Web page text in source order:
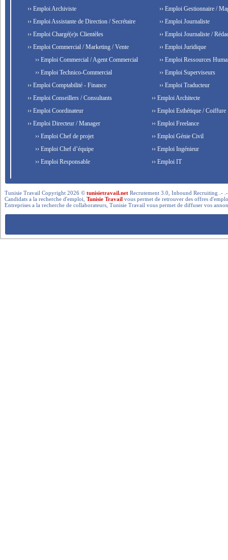
›› Emploi Archiviste
›› Emploi Assistante de Direction / Secrétaire
›› Emploi Chargé(e)s Clientèles
›› Emploi Commercial / Marketing / Vente
›› Emploi Commercial / Agent Commercial
›› Emploi Technico-Commercial
›› Emploi Comptabilité - Finance
›› Emploi Conseillers / Consultants
›› Emploi Coordinateur
›› Emploi Directeur / Manager
›› Emploi Chef de projet
›› Emploi Chef d’équipe
›› Emploi Responsable
›› Emploi Gestionnaire /
›› Emploi Journaliste
›› Emploi Journaliste /
›› Emploi Juridique
›› Emploi Ressources
›› Emploi Superviseurs
›› Emploi Traducteur
›› Emploi Architecte
›› Emploi Esthétique / Coiffure
›› Emploi Freelance
›› Emploi Génie Civil
›› Emploi Ingénieur
›› Emploi IT
Tunisie Travail Copyright 2026 ©tunisietravail.net Recrutement 3.0, Inbound Recruiting .-
Candidats a la recherche d'emploi,Tunisie Travail vous permet de retrouver des offres
Entreprises a la recherche de collaborateurs, Tunisie Travail vous permet de diffuser vos